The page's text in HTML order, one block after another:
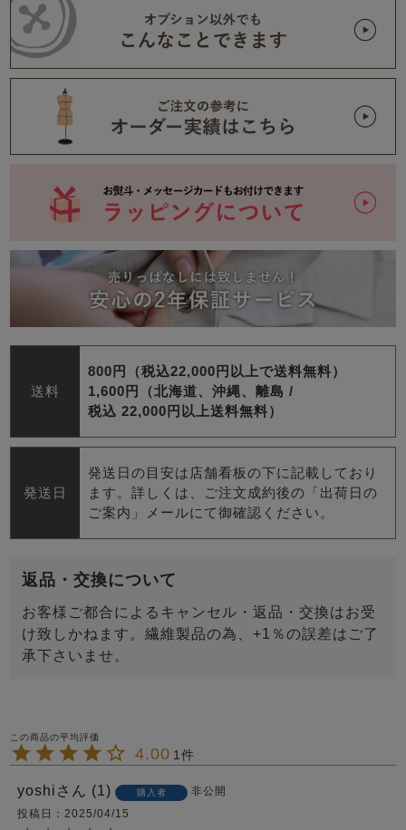
送料
800円（税込22,000円以上で送料無料）
1,600円（北海道、沖縄、離島 /
税込 22,000円以上送料無料）
発送日
発送日の目安は店舗看板の下に記載しており
ます。詳しくは、ご注文成約後の「出荷日の
ご案内」メールにて御確認ください。
返品・交換について
お客様ご都合によるキャンセル・返品・交換はお受
け致しかねます。繊維製品の為、+1％の誤差はご了
承下さいませ。
4.00 1
yoshi 1 購入者
非公開
投稿日
2025/04/15